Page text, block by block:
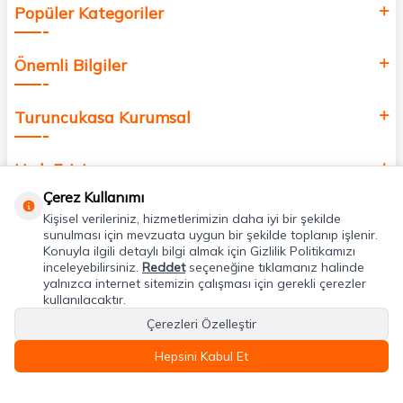
Popüler Kategoriler
Önemli Bilgiler
Turuncukasa Kurumsal
Hızlı Erişim
Uygulamalarımız
Adres & İletişim
Çerez Kullanımı
Kişisel verileriniz, hizmetlerimizin daha iyi bir şekilde
sunulması için mevzuata uygun bir şekilde toplanıp işlenir.
Konuyla ilgili detaylı bilgi almak için Gizlilik Politikamızı
inceleyebilirsiniz. Reddetseçeneğine tıklamanız halinde
yalnızca internet sitemizin çalışması için gerekli çerezler
kullanılacaktır.
Çerezleri Özelleştir
Hepsini Kabul Et